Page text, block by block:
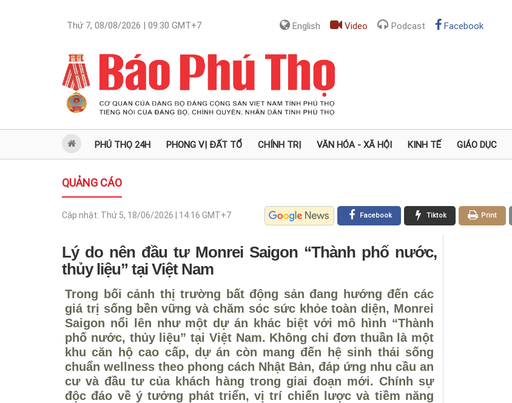
Thứ 7, 08/08/2026 | 09:30 GMT+7 English Video Podcast Facebook
PHÚ THỌ 24H PHONG VỊ ĐẤT TỔ CHÍNH TRỊ VĂN HÓA - XÃ HỘI KINH TẾ GIÁO DỤC
QUẢNG CÁO
Cập nhật: Thứ 5, 18/06/2026 | 14:16 GMT+7 Print
Tiktok
Facebook
Lý do nên đầu tư Monrei Saigon “Thành phố nước,
thủy liệu” tại Việt Nam
Trong bối cảnh thị trường bất động sản đang hướng đến các
giá trị sống bền vững và chăm sóc sức khỏe toàn diện, Monrei
Saigon nổi lên như một dự án khác biệt với mô hình “Thành
phố nước, thủy liệu” tại Việt Nam. Không chỉ đơn thuần là một
khu căn hộ cao cấp, dự án còn mang đến hệ sinh thái sống
chuẩn wellness theo phong cách Nhật Bản, đáp ứng nhu cầu an
cư và đầu tư của khách hàng trong giai đoạn mới. Chính sự
độc đáo về ý tưởng phát triển, vị trí chiến lược và tiềm năng